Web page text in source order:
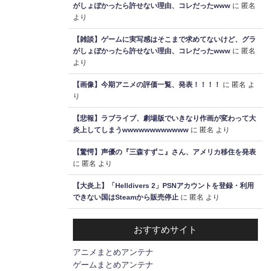
がしょぼかったら許せない理由、コレだったwww に 匿名
より
【雑談】ゲームに実写感はそこまで求めてないけど、グラ
がしょぼかったら許せない理由、コレだったwww に 匿名
より
【画像】今期アニメの評価一覧、発表！！！！ に 匿名 よ
り
【悲報】ラブライブ、劇場版でいきなり作画が変わって大
炎上してしまうwwwwwwwwwwww に 匿名 より
【驚愕】声優の『三森すずこ』さん、アメリカ移住を発表
に 匿名 より
【大炎上】「Helldivers 2」PSNアカウントを登録・利用
できない国はSteamから販売停止 に 匿名 より
おすすめサイト
アニメまとめアンテナ
ゲームまとめアンテナ